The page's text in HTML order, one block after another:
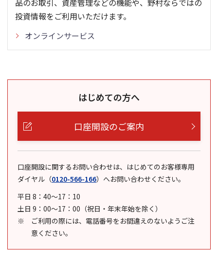
品のお取引、資産管理などの機能や、野村ならではの
投資情報をご利用いただけます。
オンラインサービス
はじめての方へ
口座開設のご案内
口座開設に関するお問い合わせは、はじめてのお客様専用
ダイヤル （0120-566-166） へお問い合わせください。
平日 8：40～17：10
土日 9：00～17：00（祝日・年末年始を除く）
ご利用の際には、電話番号をお間違えのないようご注
意ください。